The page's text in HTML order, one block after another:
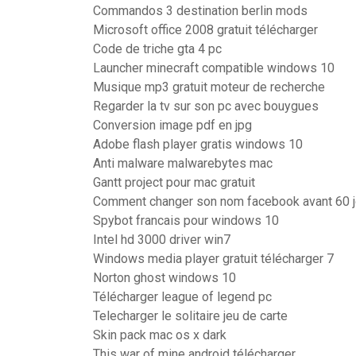
Commandos 3 destination berlin mods
Microsoft office 2008 gratuit télécharger
Code de triche gta 4 pc
Launcher minecraft compatible windows 10
Musique mp3 gratuit moteur de recherche
Regarder la tv sur son pc avec bouygues
Conversion image pdf en jpg
Adobe flash player gratis windows 10
Anti malware malwarebytes mac
Gantt project pour mac gratuit
Comment changer son nom facebook avant 60
Spybot francais pour windows 10
Intel hd 3000 driver win7
Windows media player gratuit télécharger 7
Norton ghost windows 10
Télécharger league of legend pc
Telecharger le solitaire jeu de carte
Skin pack mac os x dark